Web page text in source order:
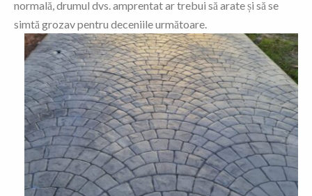
normală, drumul dvs. amprentat ar trebui să arate și să se
simtă grozav pentru deceniile următoare.